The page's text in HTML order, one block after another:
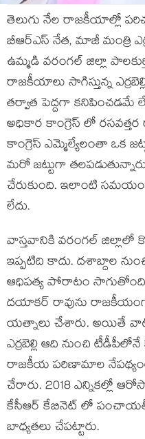
తెలుగు నేల రాజకీయాల్లో
బీఆర్ఎస్ నేత, మాజీ మంత్రి
ఉమ్మడి వరంగల్ జిల్లా
రాజకీయాలు సాగిస్తున్న
తర్వాత పెద్దగా కనిపించడమే
అధికార కాంగ్రెస్ లో
కాంగ్రెస్ ఎమ్మెల్యేలంతా ఒక
మరో జట్టుగా
చేరుకుంది. ఇలాంటి
లేదు.
వాస్తవానికి వరంగల్ జిల్లాలో
ఇప్పటిది కాదు. దశాబ్దాల
ఆధిపత్య పోరాటం సాగుతోంది.
దయాకర్ రావును రాజకీయంగా
యత్నాలు చేశారు. అయితే
ఎర్రబెల్లి ఆది నుంచి
రాజకీయ పరిణామాల నేపథ్యంలో
చేరారు. 2018 ఎన్నికల్లో
కేసీఆర్ కేబినెట్ లో
బాధ్యతలు చేపట్టారు.